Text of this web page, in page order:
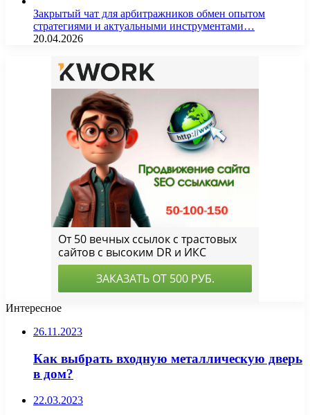
Закрытый чат для арбитражников обмен опытом
стратегиями и актуальными инструментами…
20.04.2026
Интересное
26.11.2023
Как выбрать входную металлическую дверь
в дом?
22.03.2023